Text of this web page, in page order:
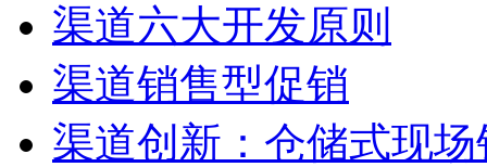
渠道六大开发原则
渠道销售型促销
渠道创新：仓储式现场